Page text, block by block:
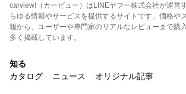
carview!（カービュー）はLINEヤフー株式会社が運営
らゆる情報やサービスを提供するサイトです。価格や
報から、ユーザーや専門家のリアルなレビューまで購
多く掲載しています。
知る
カタログ
ニュース オリジナル記事